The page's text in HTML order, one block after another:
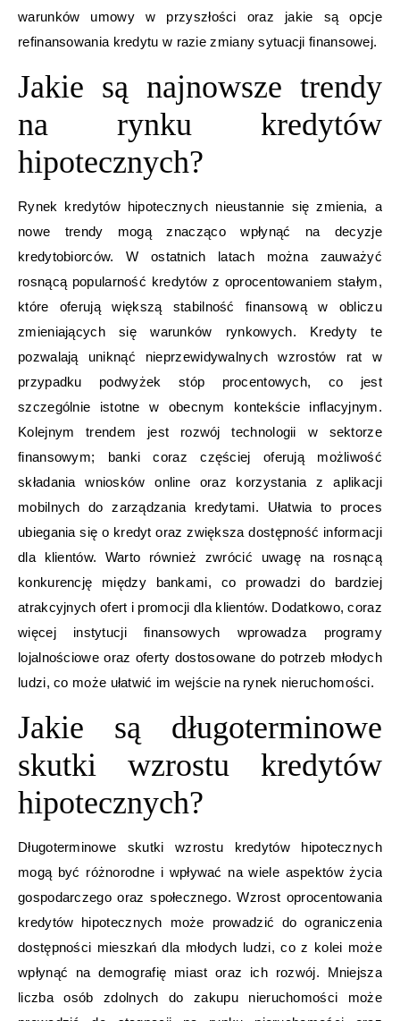
warunków umowy w przyszłości oraz jakie są opcje
refinansowania kredytu w razie zmiany sytuacji finansowej.
Jakie są najnowsze trendy
na rynku kredytów
hipotecznych?
Rynek kredytów hipotecznych nieustannie się zmienia, a
nowe trendy mogą znacząco wpłynąć na decyzje
kredytobiorców. W ostatnich latach można zauważyć
rosnącą popularność kredytów z oprocentowaniem stałym,
które oferują większą stabilność finansową w obliczu
zmieniających się warunków rynkowych. Kredyty te
pozwalają uniknąć nieprzewidywalnych wzrostów rat w
przypadku podwyżek stóp procentowych, co jest
szczególnie istotne w obecnym kontekście inflacyjnym.
Kolejnym trendem jest rozwój technologii w sektorze
finansowym; banki coraz częściej oferują możliwość
składania wniosków online oraz korzystania z aplikacji
mobilnych do zarządzania kredytami. Ułatwia to proces
ubiegania się o kredyt oraz zwiększa dostępność informacji
dla klientów. Warto również zwrócić uwagę na rosnącą
konkurencję między bankami, co prowadzi do bardziej
atrakcyjnych ofert i promocji dla klientów. Dodatkowo, coraz
więcej instytucji finansowych wprowadza programy
lojalnościowe oraz oferty dostosowane do potrzeb młodych
ludzi, co może ułatwić im wejście na rynek nieruchomości.
Jakie są długoterminowe
skutki wzrostu kredytów
hipotecznych?
Długoterminowe skutki wzrostu kredytów hipotecznych
mogą być różnorodne i wpływać na wiele aspektów życia
gospodarczego oraz społecznego. Wzrost oprocentowania
kredytów hipotecznych może prowadzić do ograniczenia
dostępności mieszkań dla młodych ludzi, co z kolei może
wpłynąć na demografię miast oraz ich rozwój. Mniejsza
liczba osób zdolnych do zakupu nieruchomości może